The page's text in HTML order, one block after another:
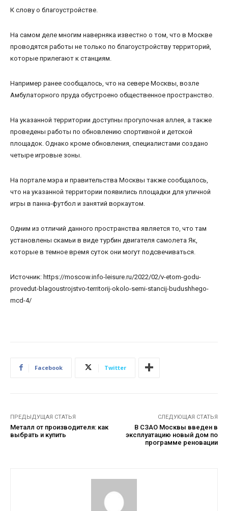
К слову о благоустройстве.
На самом деле многим наверняка известно о том, что в Москве
проводятся работы не только по благоустройству территорий,
которые прилегают к станциям.
Например ранее сообщалось, что на севере Москвы, возле
Амбулаторного пруда обустроено общественное пространство.
На указанной территории доступны прогулочная аллея, а также
проведены работы по обновлению спортивной и детской
площадок. Однако кроме обновления, специалистами создано
четыре игровые зоны.
На портале мэра и правительства Москвы также сообщалось,
что на указанной территории появились площадки для уличной
игры в панна-футбол и занятий воркаутом.
Одним из отличий данного пространства является то, что там
установлены скамьи в виде турбин двигателя самолета Як,
которые в темное время суток они могут подсвечиваться.
Источник: https://moscow.info-leisure.ru/2022/02/v-etom-godu-
provedut-blagoustrojstvo-territorij-okolo-semi-stancij-budushhego-
mcd-4/
Facebook Twitter
ПРЕДЫДУЩАЯ СТАТЬЯ
Металл от производителя: как
выбрать и купить
СЛЕДУЮЩАЯ СТАТЬЯ
В СЗАО Москвы введен в
эксплуатацию новый дом по
программе реновации